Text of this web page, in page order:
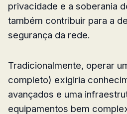
privacidade e a soberania
também contribuir para a
segurança da rede.
Tradicionalmente, operar
completo) exigiria
avançados e uma
equipamentos bem